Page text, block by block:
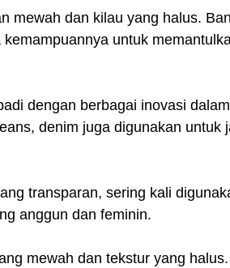
mewah dan kilau yang halus.
untuk
dengan berbagai inovasi
denim juga digunakan untuk
transparan, sering kali
anggun dan feminin.
mewah dan tekstur yang